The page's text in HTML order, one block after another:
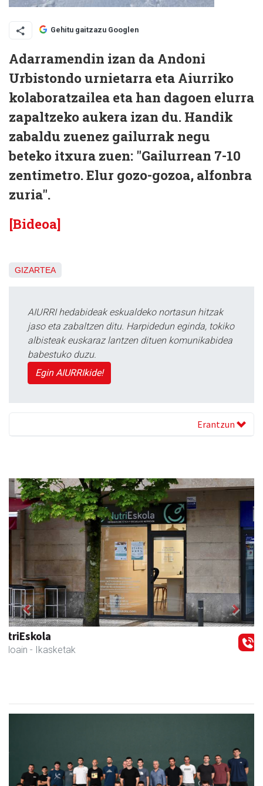
Gehitu gaitzazu Googlen
Adarramendin izan da Andoni
Urbistondo urnietarra eta Aiurriko
kolaboratzailea eta han dagoen elurra
zapaltzeko aukera izan du. Handik
zabaldu zuenez gailurrak negu
beteko itxura zuen: "Gailurrean 7-10
zentimetro. Elur gozo-gozoa, alfonbra
zuria".
[Bideoa]
GIZARTEA
AIURRI hedabideak eskualdeko nortasun hitzak
jaso eta zabaltzen ditu. Harpidedun eginda, tokiko
albisteak euskaraz lantzen dituen komunikabidea
babestuko duzu.
Egin AIURRIkide!
Erantzun
Belkoain fisioterapia zerbitzua
Andoain - Fisioterapia
Previous Next